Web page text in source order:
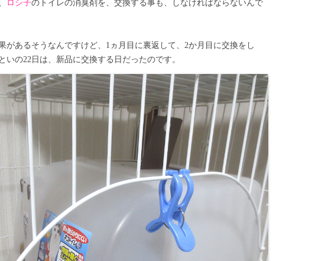
ロシ子のトイレの消臭剤を、交換する事も、しなければならないんで
があるそうなんですけど、1ヵ月目に裏返して、2か月目に交換をし
いの22日は、新品に交換する日だったのです。